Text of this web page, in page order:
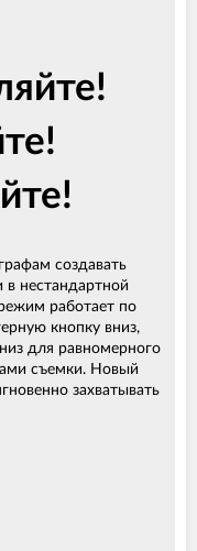
создавать
в нестандартной
работает по
кнопку вниз,
для равномерного
съемки. Новый
захватывать